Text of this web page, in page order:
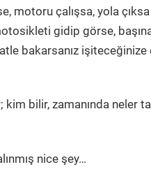
motoru çalışsa, yola
gidip görse,
bakarsanız
bilir, zamanında neler
nice şey…